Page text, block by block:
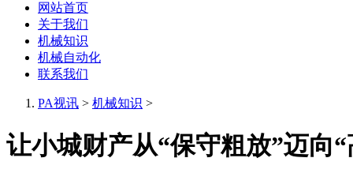
网站首页
关于我们
机械知识
机械自动化
联系我们
PA视讯 > 机械知识 >
让小城财产从“保守粗放”迈向